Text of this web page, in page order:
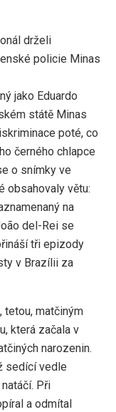
drželi
policie Minas
jako Eduardo
státě Minas
poté, co
černého chlapce
o snímky ve
obsahovaly větu:
na
del-Rei se
tři epizody
v Brazílii za
tetou, matčiným
která začala v
narozenin.
sedící vedle
Při
a odmítal